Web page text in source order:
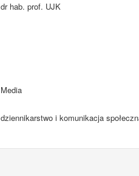
dr hab. prof. UJK
Media
dziennikarstwo i komunikacja